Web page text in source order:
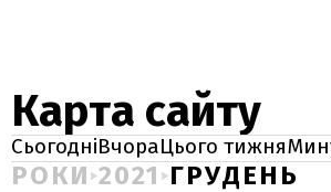
Карта сайту
СьогодніВчораЦього тижня
РОКИ 2021 ГРУДЕНЬ